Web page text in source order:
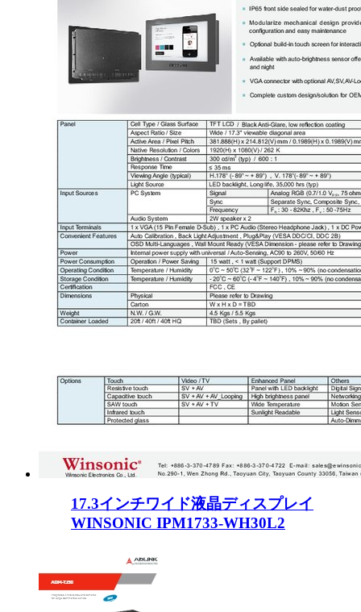
17.3インチワイド液晶ディスプレイ
WINSONIC IPM1733-WH30L2